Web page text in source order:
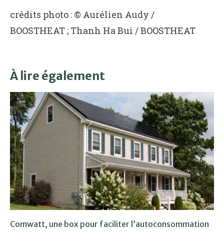
crédits photo : © Aurélien Audy /
BOOSTHEAT ; Thanh Ha Bui / BOOSTHEAT
À lire également
Comwatt, une box pour faciliter l’autoconsommation